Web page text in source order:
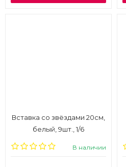
Вставка со звёздами 20см,
белый, 9шт., 1/6
В наличии